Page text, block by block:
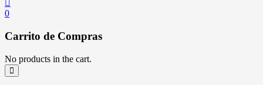
0
Carrito de Compras
No products in the cart.